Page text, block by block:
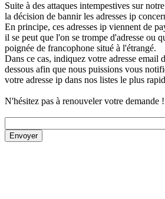
Suite à des attaques intempestives sur
la décision de bannir les adresses ip
En principe, ces adresses ip viennent de
il se peut que l'on se trompe d'adresse ou
poignée de francophone situé à l'étrangé.
Dans ce cas, indiquez votre adresse email
dessous afin que nous puissions vous
votre adresse ip dans nos listes le plus
N'hésitez pas à renouveler votre demande !